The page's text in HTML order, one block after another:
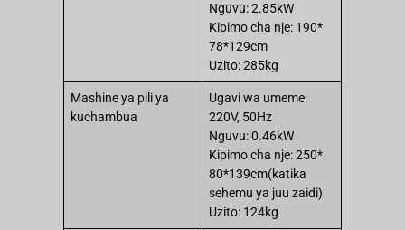
Nguvu: 2.85kW
Kipimo cha nje: 190*
78*129cm
Uzito: 285kg
Mashine ya pili ya
kuchambua
Ugavi wa umeme:
220V, 50Hz
Nguvu: 0.46kW
Kipimo cha nje: 250*
80*139cm(katika
sehemu ya juu zaidi)
Uzito: 124kg